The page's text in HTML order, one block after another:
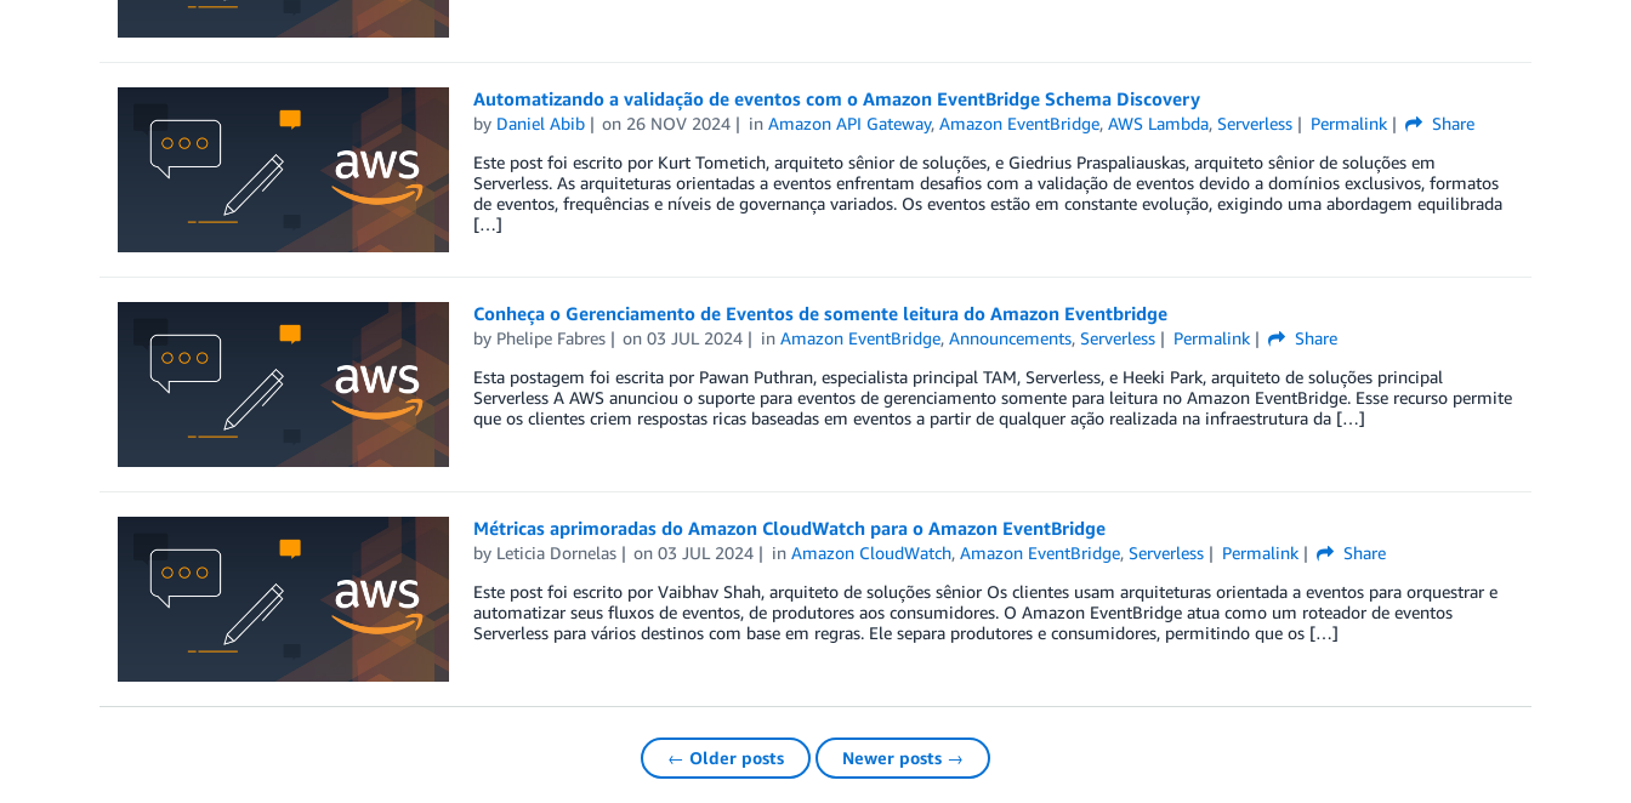
Automatizando a validação de eventos com o Amazon EventBridge Schema Discovery
by Daniel Abib on 26 NOV 2024 inAmazon API Gateway,Amazon EventBridge,AWS Lambda,Serverless Permalink
Share
Este post foi escrito por Kurt Tometich, arquiteto sênior de soluções, e Giedrius Praspaliauskas, arquiteto sênior de soluções em
Serverless. As arquiteturas orientadas a eventos enfrentam desafios com a validação de eventos devido a domínios exclusivos, formatos
de eventos, frequências e níveis de governança variados. Os eventos estão em constante evolução, exigindo uma abordagem equilibrada
[…]
Conheça o Gerenciamento de Eventos de somente leitura do Amazon Eventbridge
by Phelipe Fabres on03 JUL 2024 inAmazon EventBridge,Announcements,Serverless Permalink
Share
Esta postagem foi escrita por Pawan Puthran, especialista principal TAM, Serverless, e Heeki Park, arquiteto de soluções principal
Serverless A AWS anunciou o suporte para eventos de gerenciamento somente para leitura no Amazon EventBridge. Esse recurso permite
que os clientes criem respostas ricas baseadas em eventos a partir de qualquer ação realizada na infraestrutura da […]
Métricas aprimoradas do Amazon CloudWatch para o Amazon EventBridge
by Leticia Dornelas on03 JUL 2024 inAmazon CloudWatch,Amazon EventBridge,Serverless Permalink
Share
Este post foi escrito por Vaibhav Shah, arquiteto de soluções sênior Os clientes usam arquiteturas orientada a eventos para orquestrar e
automatizar seus fluxos de eventos, de produtores aos consumidores. O Amazon EventBridge atua como um roteador de eventos
Serverless para vários destinos com base em regras. Ele separa produtores e consumidores, permitindo que os […]
← Older posts Newer posts →